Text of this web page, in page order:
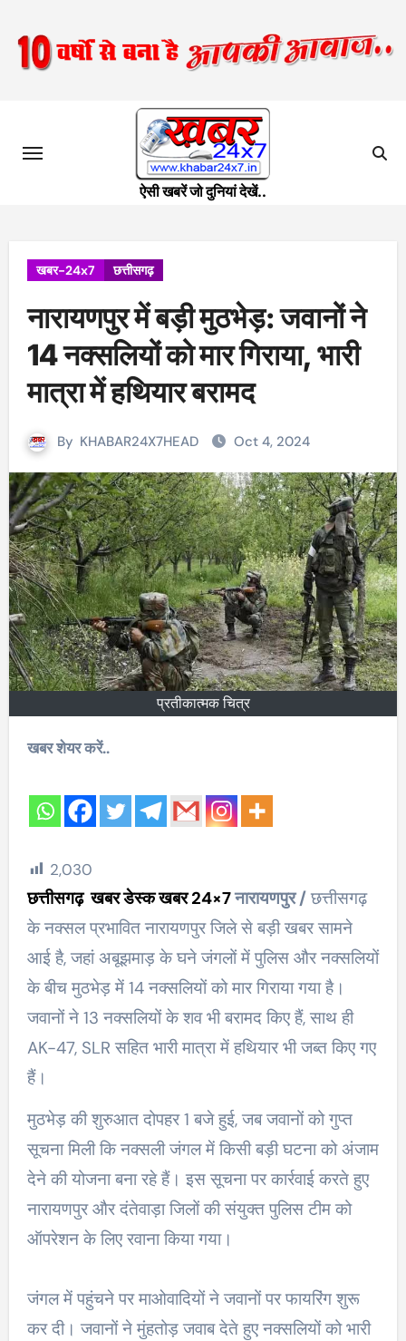
content
ऐसी खबरें जो दुनियां देखें..
खबर-24x7 छत्तीसगढ़
नारायणपुर में बड़ी मुठभेड़: जवानों ने
14 नक्सलियों को मार गिराया, भारी
मात्रा में हथियार बरामद
By KHABAR24X7HEAD Oct 4, 2024
प्रतीकात्मक चित्र
खबर शेयर करें..
2,030
छत्तीसगढ़ खबर डेस्क खबर 24×7नारायणपुर /छत्तीसगढ़
के नक्सल प्रभावित नारायणपुर जिले से बड़ी खबर सामने
आई है, जहां अबूझमाड़ के घने जंगलों में पुलिस और नक्सलियों
के बीच मुठभेड़ में 14 नक्सलियों को मार गिराया गया है।
जवानों ने 13 नक्सलियों के शव भी बरामद किए हैं, साथ ही
AK-47, SLR सहित भारी मात्रा में हथियार भी जब्त किए गए
हैं।
मुठभेड़ की शुरुआत दोपहर 1 बजे हुई, जब जवानों को गुप्त
सूचना मिली कि नक्सली जंगल में किसी बड़ी घटना को अंजाम
देने की योजना बना रहे हैं। इस सूचना पर कार्रवाई करते हुए
नारायणपुर और दंतेवाड़ा जिलों की संयुक्त पुलिस टीम को
ऑपरेशन के लिए रवाना किया गया।
जंगल में पहुंचने पर माओवादियों ने जवानों पर फायरिंग शुरू
कर दी। जवानों ने मुंहतोड़ जवाब देते हुए नक्सलियों को भारी